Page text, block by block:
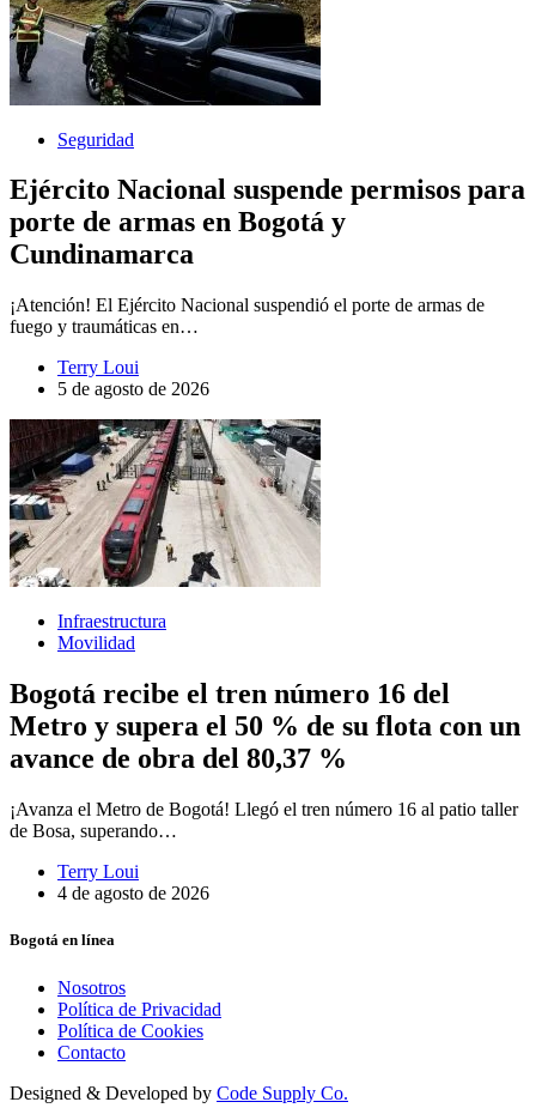
Seguridad
Ejército Nacional suspende permisos para
porte de armas en Bogotá y
Cundinamarca
¡Atención! El Ejército Nacional suspendió el porte de armas de
fuego y traumáticas en…
Terry Loui
5 de agosto de 2026
Infraestructura
Movilidad
Bogotá recibe el tren número 16 del
Metro y supera el 50 % de su flota con un
avance de obra del 80,37 %
¡Avanza el Metro de Bogotá! Llegó el tren número 16 al patio taller
de Bosa, superando…
Terry Loui
4 de agosto de 2026
Bogotá en línea
Nosotros
Política de Privacidad
Política de Cookies
Contacto
Designed & Developed by Code Supply Co.